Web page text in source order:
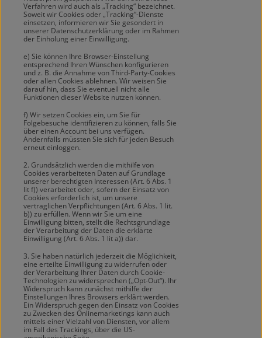
Verfahren wird auch als „Tracking“ bezeichnet.
Soweit wir Cookies oder „Tracking“-Dienste
einsetzen, informieren wir Sie gesondert in
unserer Datenschutzerklärung oder im Rahmen
der Einholung einer Einwilligung.
e) Sie können Ihre Browser-Einstellung
entsprechend Ihren Wünschen konfigurieren
und z. B. die Annahme von Third-Party-Cookies
oder allen Cookies ablehnen. Wir weisen Sie
darauf hin, dass Sie eventuell nicht alle
Funktionen dieser Website nutzen können.
f) Wir setzen Cookies ein, um Sie für
Folgebesuche identifizieren zu können, falls Sie
über einen Account bei uns verfügen.
Andernfalls müssten Sie sich für jeden Besuch
erneut einloggen.
2. Grundsätzlich werden die mithilfe von
Cookies verarbeiteten Daten auf Grundlage
unserer berechtigten Interessen (Art. 6 Abs. 1
lit f)) verarbeitet oder, sofern der Einsatz von
Cookies erforderlich ist, um unsere
vertraglichen Verpflichtungen (Art. 6 Abs. 1 lit.
b)) zu erfüllen. Wenn wir Sie um eine
Einwilligung bitten, stellt die Rechtsgrundlage
der Verarbeitung der Daten die erklärte
Einwilligung (Art. 6 Abs. 1 lit a)) dar.
3. Sie haben natürlich jederzeit die Möglichkeit,
eine erteilte Einwilligung zu widerrufen oder
der Verarbeitung Ihrer Daten durch Cookie-
Technologien zu widersprechen („Opt-Out“). Ihr
Widerspruch kann zunächst mithilfe der
Einstellungen Ihres Browsers erklärt werden.
Ein Widerspruch gegen den Einsatz von Cookies
zu Zwecken des Onlinemarketings kann auch
mittels einer Vielzahl von Diensten, vor allem
im Fall des Trackings, über die US-